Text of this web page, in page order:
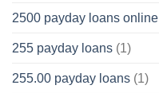
2500 payday loans online
255 payday loans (1)
255.00 payday loans (1)